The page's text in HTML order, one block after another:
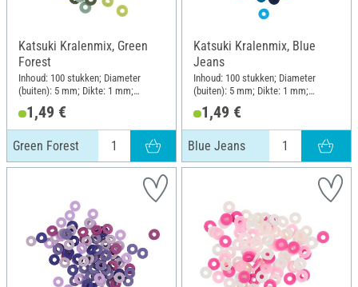
Katsuki Kralenmix, Green
Forest
Inhoud: 100 stukken; Diameter
(buiten): 5 mm; Dikte: 1 mm;
1,49 €
Green Forest
Katsuki Kralenmix, Blue
Jeans
Inhoud: 100 stukken; Diameter
(buiten): 5 mm; Dikte: 1 mm;
1,49 €
Blue Jeans